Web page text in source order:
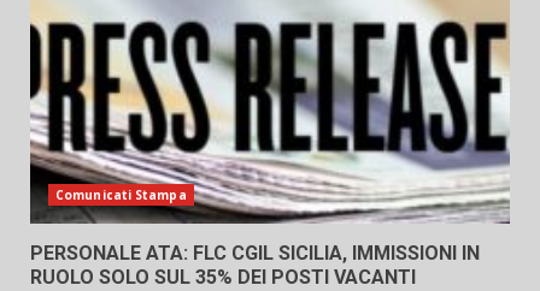
Comunicati Stampa
PERSONALE ATA: FLC CGIL SICILIA, IMMISSIONI IN
RUOLO SOLO SUL 35% DEI POSTI VACANTI